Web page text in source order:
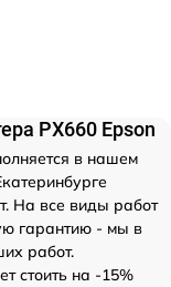
PX660 Epson
в нашем
На все виды работ
гарантию - мы в
работ.
стоить на -15%